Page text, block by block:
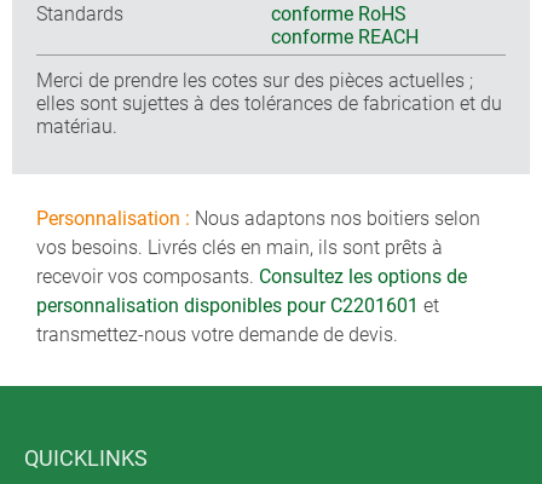
Standards
conforme RoHS
conforme REACH
Merci de prendre les cotes sur des pièces actuelles ;
elles sont sujettes à des tolérances de fabrication et du
matériau.
Personnalisation : Nous adaptons nos boitiers selon
vos besoins. Livrés clés en main, ils sont prêts à
recevoir vos composants. Consultez les options de
personnalisation disponibles pour C2201601 et
transmettez-nous votre demande de devis.
QUICKLINKS